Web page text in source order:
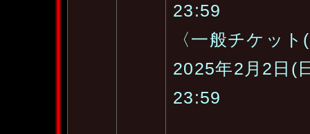
23:59
〈一般チケッ
2025年2月2日(
23:59